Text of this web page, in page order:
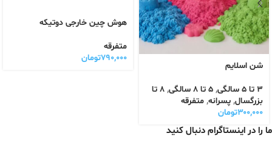
شن اسلایم
3 تا 5 سالگی , 5 تا 8 سالگی ,
8 تا
بزرگسال, پسرانه, متفرقه
۳۰۰,۰۰۰تومان
هوش چین خارجی دوتیکه
متفرقه
۷۹۰,۰۰۰تومان
ما را در اینستاگرام دنبال کنید